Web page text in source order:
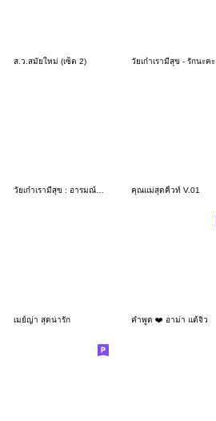
ส.ว.สมัยใหม่ (เซ็ต 2) วัยเก๋าเรามีสุข - รักนะคะ
วัยเก๋าเรามีสุข : อารมณ์ดีทุกวัน คุณแม่สุดคิ้วท์ V.01
เมย์ญ่า สุดน่ารัก คำพูด ❤️ อาม่า แต้จิ๋ว